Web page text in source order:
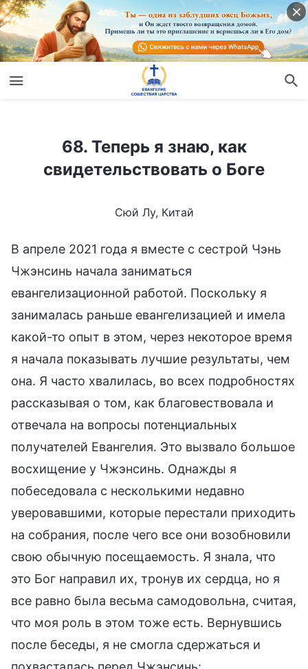
68. Теперь я знаю, как свидетельствовать о Боге
68. Теперь я знаю, как
свидетельствовать о Боге
Сюй Лу, Китай
В апреле 2021 года я вместе с сестрой Чэнь
Чжэнсинь начала заниматься
евангелизационной работой. Поскольку я
занималась раньше евангелизацией и имела
какой-то опыт в этом, через некоторое время
я начала показывать лучшие результаты, чем
она. Я часто хвалилась, во всех подробностях
рассказывая о том, как благовествовала и
отвечала на вопросы потенциальных
получателей Евангелия. Это вызвало большое
восхищение у Чжэнсинь. Однажды я
побеседовала с несколькими недавно
уверовавшими, которые перестали приходить
на собрания, после чего все они возобновили
свою обычную посещаемость. Я знала, что
это Бог направил их, тронув их сердца, но я
все равно была весьма самодовольна, считая,
что моя роль в этом тоже есть. Вернувшись
после беседы, я не смогла сдержаться и